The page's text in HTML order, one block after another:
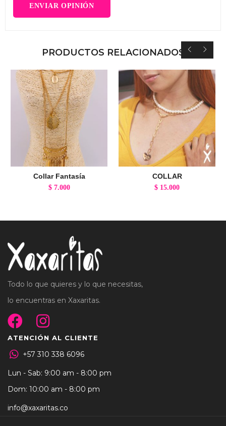
PRODUCTOS RELACIONADOS
Collar Fantasía
$7.000
COLLAR
$ 15.000
Todo lo que quieres y lo que necesitas,
lo encuentras en Xaxaritas.
ATENCIÓN AL CLIENTE
+57 310 338 6096
Lun - Sab: 9:00 am - 8:00 pm
Dom: 10:00 am - 8:00 pm
info@xaxaritas.co